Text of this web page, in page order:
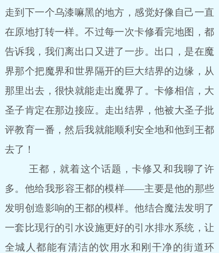
走到下一个乌漆嘛黑的地方，感觉好像自己一直
在原地打转一样。不过每一次卡修看完地图，都
告诉我，我们离出口又进了一步。出口，是在魔
界那个把魔界和世界隔开的巨大结界的边缘，从
那里出去，很快就能走出魔界了。卡修相信，大
圣子肯定在那边接应。走出结界，他被大圣子批
评教育一番，然后我就能顺利安全地和他到王都
去了！
王都，就着这个话题，卡修又和我聊了许
多。他给我形容王都的模样——主要是他的那些
发明创造影响的王都的模样。他结合魔法发明了
一套比现行的引水设施更好的引水排水系统，让
全城人都能有清洁的饮用水和刚干净的街道环